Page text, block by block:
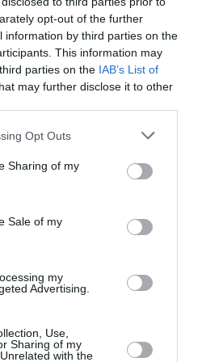
opt-out of the further
information by third parties on the
This information may
parties on the IAB’s List of
may further disclose it to other
Opt Outs
Sharing of my
Sale of my
my
Advertising.
Use,
Sharing of my
with the
Μεσοτοιχίες ή
Μικρή Προσευχή